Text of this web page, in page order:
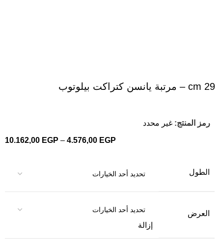
29 cm – مرتبة يانسن كتراكت بيلوتوب
رمز المنتج:غير محدد
4.576,00 EGP
–
10.162,00 EGP
الطول
العرض
إزالة